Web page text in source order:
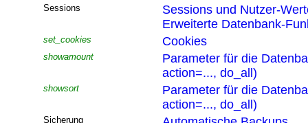
Sessions
Sessions und Nutzer-
Erweiterte Datenbank-
set_cookies Cookies
showamount
Parameter für die
action=..., do_all)
showsort
Parameter für die
action=..., do_all)
Sicherung